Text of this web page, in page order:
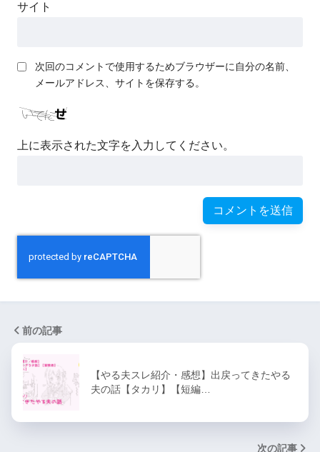
サイト
次回のコメントで使用するためブラウザーに自分の名前、
メールアドレス、サイトを保存する。
上に表示された文字を入力してください。
前の記事
【やる夫スレ紹介・感想】出戻ってきたやる
夫の話【タカリ】【短編…
次の記事